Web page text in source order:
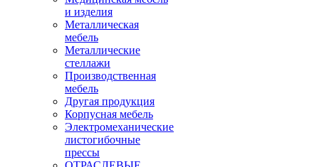
и изделия
Металлическая
мебель
Металлические
стеллажи
Производственная
мебель
Другая продукция
Корпусная мебель
Электромеханические
листогибочные
прессы